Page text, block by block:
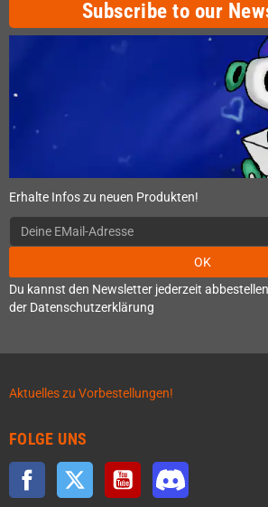
Subscribe to our
Erhalte Infos zu neuen Produkten!
OK
Du kannst den Newsletter jederzeit
der Datenschutzerklärung
Aktuelles zu Vorbestellungen!
FOLGE UNS
Facebook Twitter YouTube